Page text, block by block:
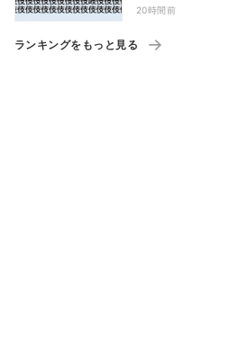
20時間前
ランキングをもっと見る